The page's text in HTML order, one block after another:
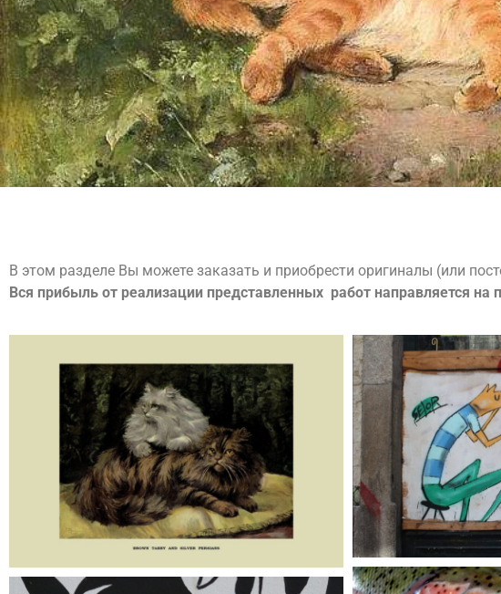
В этом разделе Вы можете заказать и приобрести оригиналы (или
Вся прибыль от реализации представленных работ направляется на